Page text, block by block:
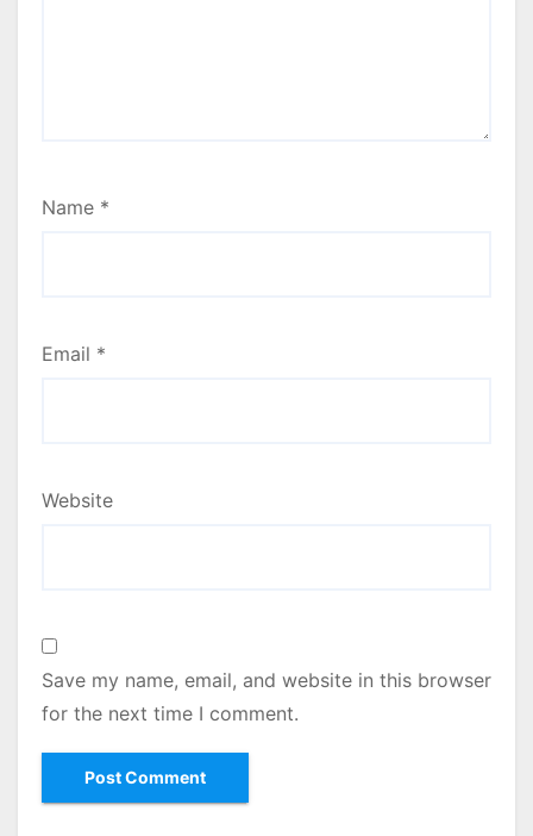
Name *
Email *
Website
Save my name, email, and website in this browser
for the next time I comment.